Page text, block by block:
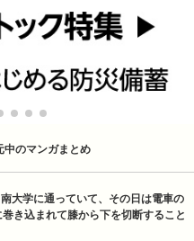
中のマンガまとめ
大学に通っていて、その日は電車の
き込まれて膝から下を切断すること